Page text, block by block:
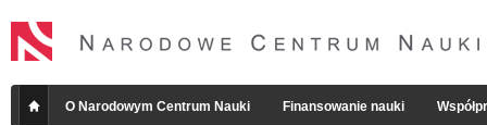
O Narodowym Centrum Nauki Finansowanie nauki